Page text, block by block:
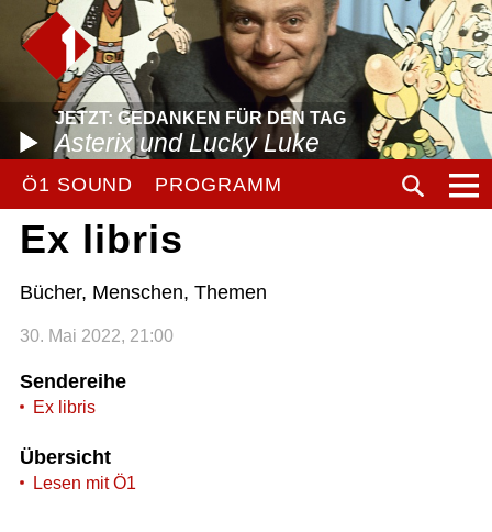
JETZT: GEDANKEN FÜR DEN TAG
Asterix und Lucky Luke
Ö1 SOUND PROGRAMM
Ex libris
Bücher, Menschen, Themen
30. Mai 2022, 21:00
Sendereihe
Ex libris
Übersicht
Lesen mit Ö1